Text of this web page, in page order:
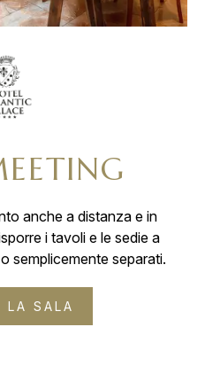
anche a distanza e in
i tavoli e le sedie a
semplicemente separati.
LA SALA